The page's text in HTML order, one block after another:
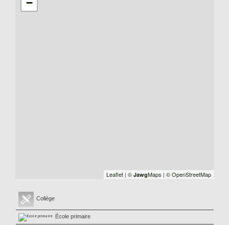
−
Leaflet | © JawgMaps | © OpenStreetMap
Collège
École primaire